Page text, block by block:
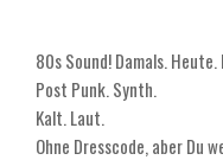
80s Sound! Damals. Heute.
Post Punk. Synth.
Kalt. Laut.
Ohne Dresscode, aber Du